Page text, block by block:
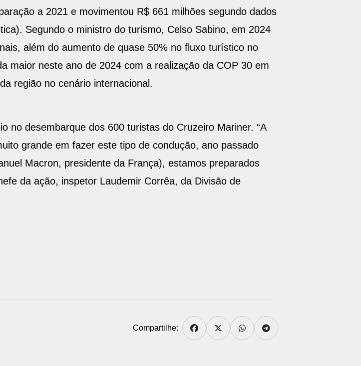
a 2021 e movimentou R$ 661 milhões segundo dados
Segundo o ministro do turismo, Celso Sabino, em 2024
além do aumento de quase 50% no fluxo turístico no
maior neste ano de 2024 com a realização da COP 30 em
região no cenário internacional.
no desembarque dos 600 turistas do Cruzeiro Mariner. “A
grande em fazer este tipo de condução, ano passado
Macron, presidente da França), estamos preparados
da ação, inspetor Laudemir Corrêa, da Divisão de
Compartilhe: